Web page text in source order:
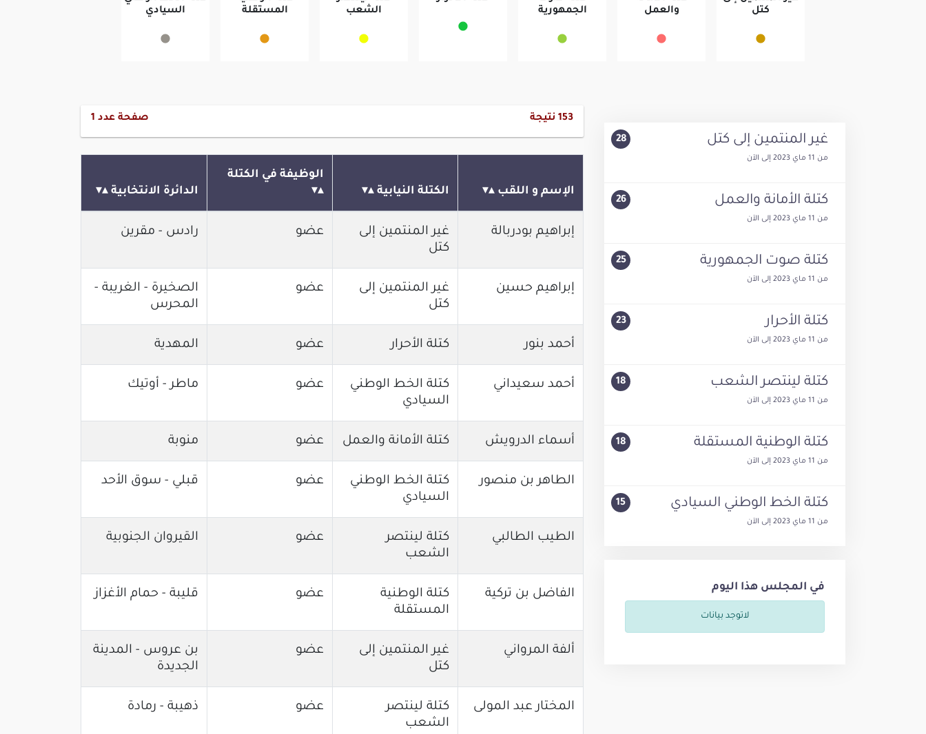
كتل
والعمل
الجمهورية
الشعب
المستقلة
السيادي
غير المنتمين إلى كتل
من 11 ماي 2023 إلى الآن
28
كتلة الأمانة والعمل
من 11 ماي 2023 إلى الآن
26
كتلة صوت الجمهورية
من 11 ماي 2023 إلى الآن
25
كتلة الأحرار
من 11 ماي 2023 إلى الآن
23
كتلة لينتصر الشعب
من 11 ماي 2023 إلى الآن
18
كتلة الوطنية المستقلة
من 11 ماي 2023 إلى الآن
18
كتلة الخط الوطني السيادي
من 11 ماي 2023 إلى الآن
15
في المجلس هذا اليوم
لاتوجد بيانات
153 نتيجة صفحة عدد 1
الإسم و اللقب الكتلة النيابية
الوظيفة في الكتلة
الدائرة الانتخابية
إبراهيم بودربالة
غير المنتمين إلى
كتل
عضو رادس - مقرين
إبراهيم حسين
غير المنتمين إلى
كتل
عضو
الصخيرة - الغريبة -
المحرس
أحمد بنور كتلة الأحرار عضو المهدية
أحمد سعيداني
كتلة الخط الوطني
السيادي
عضو ماطر - أوتيك
أسماء الدرويش كتلة الأمانة والعمل عضو منوبة
الطاهر بن منصور
كتلة الخط الوطني
السيادي
عضو قبلي - سوق الأحد
الطيب الطالبي
كتلة لينتصر
الشعب
عضو القيروان الجنوبية
الفاضل بن تركية
كتلة الوطنية
المستقلة
عضو قليبة - حمام الأغزاز
ألفة المرواني
غير المنتمين إلى
كتل
عضو
بن عروس - المدينة
الجديدة
المختار عبد المولى
كتلة لينتصر
الشعب
عضو ذهيبة - رمادة